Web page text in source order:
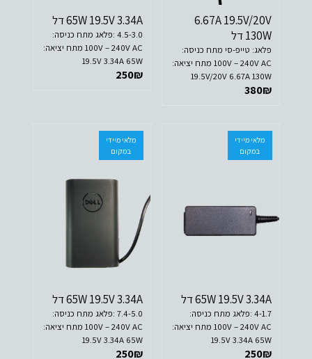
6.67A 19.5V/20V
130W דל
פלאג: טייפ-סי מתח כניסה:
100V – 240V AC מתח יציאה:
19.5V/20V 6.67A 130W
380₪
65W 19.5V 3.34A דל
4.5-3.0 :פלאג מתח כניסה:
100V – 240V AC מתח יציאה:
19.5V 3.34A 65W
250₪
מלאי מיידי
במקום
65W 19.5V 3.34A דל
4-1.7 :פלאג מתח כניסה:
100V – 240V AC מתח יציאה:
19.5V 3.34A 65W
250₪
מלאי מיידי
במקום
65W 19.5V 3.34A דל
7.4-5.0 :פלאג מתח כניסה:
100V – 240V AC מתח יציאה:
19.5V 3.34A 65W
250₪